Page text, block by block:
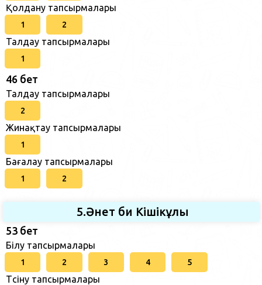
Қолдану тапсырмалары
1 2
Талдау тапсырмалары
1
46 бет
Талдау тапсырмалары
2
Жинақтау тапсырмалары
1
Бағалау тапсырмалары
1 2
5.Әнет би Кішікұлы
53 бет
Білу тапсырмалары
1 2 3 4 5
Түсіну тапсырмалары